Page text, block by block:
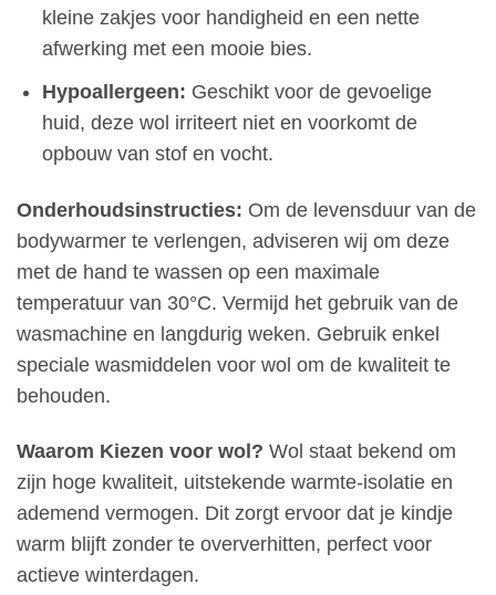
kleine zakjes voor handigheid en een nette
afwerking met een mooie bies.
Hypoallergeen: Geschikt voor de gevoelige
huid, deze wol irriteert niet en voorkomt de
opbouw van stof en vocht.
Onderhoudsinstructies: Om de levensduur van de
bodywarmer te verlengen, adviseren wij om deze
met de hand te wassen op een maximale
temperatuur van 30°C. Vermijd het gebruik van de
wasmachine en langdurig weken. Gebruik enkel
speciale wasmiddelen voor wol om de kwaliteit te
behouden.
Waarom Kiezen voor wol? Wol staat bekend om
zijn hoge kwaliteit, uitstekende warmte-isolatie en
ademend vermogen. Dit zorgt ervoor dat je kindje
warm blijft zonder te oververhitten, perfect voor
actieve winterdagen.